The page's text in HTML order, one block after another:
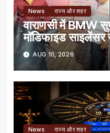
News राज्य और शहर
वाराणसी में BMW
मॉडिफाइड साइलेंसर
AUG 10, 2026
News राज्य और शहर